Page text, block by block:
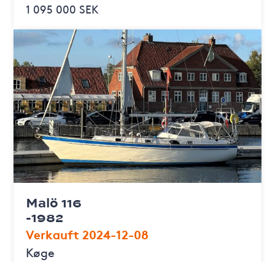
1 095 000 SEK
Malö 116
-1982
Verkauft 2024-12-08
Køge